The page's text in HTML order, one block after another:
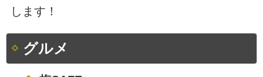
します！
グルメ